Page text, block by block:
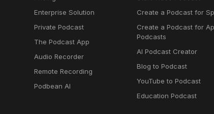
Enterprise Solution
Private Podcast
The Podcast App
Audio Recorder
Remote Recording
Podbean AI
Create a Podcast for
Create a Podcast for
Podcasts
AI Podcast Creator
Blog to Podcast
YouTube to Podcast
Education Podcast